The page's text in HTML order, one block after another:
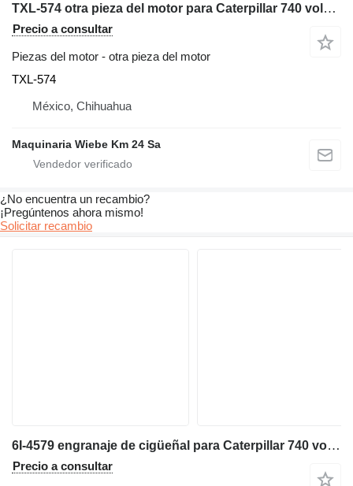
TXL-574 otra pieza del motor para Caterpillar 740 volquete articulado
Precio a consultar
Piezas del motor - otra pieza del motor
TXL-574
México, Chihuahua
Maquinaria Wiebe Km 24 Sa
¿No encuentra un recambio?
¡Pregúntenos ahora mismo!
Solicitar recambio
6I-4579 engranaje de cigüeñal para Caterpillar 740 volquete articulado
Precio a consultar